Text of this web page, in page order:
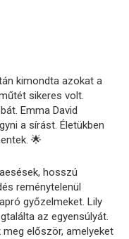
kimondta azokat a
sikeres volt.
Emma David
a sírást. Életükben
🌟
hosszú
reménytelenül
győzelmeket. Lily
az egyensúlyát.
először, amelyeket